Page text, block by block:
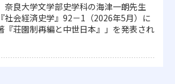
奈良大学文学部史学科の海津一朗先生
社会経済史学』92－1（2026年5月）に
『荘園制再編と中世日本』」を発表され